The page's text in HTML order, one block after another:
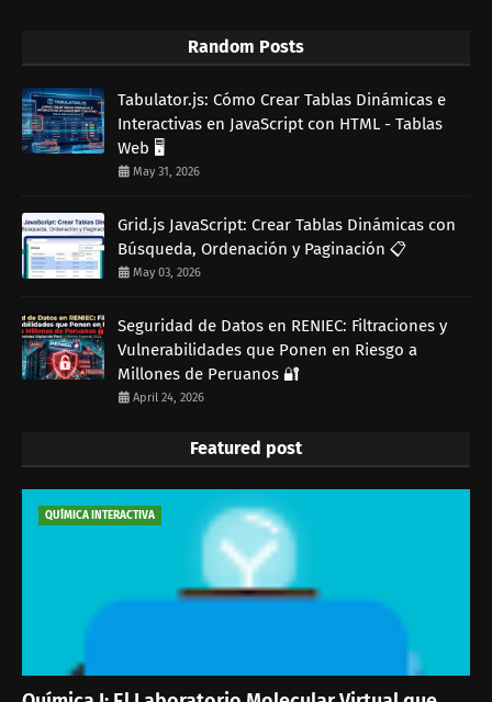
Random Posts
Tabulator.js: Cómo Crear Tablas Dinámicas e
Interactivas en JavaScript con HTML - Tablas
Web 🖥️
May 31, 2026
Grid.js JavaScript: Crear Tablas Dinámicas con
Búsqueda, Ordenación y Paginación 📋
May 03, 2026
Seguridad de Datos en RENIEC: Filtraciones y
Vulnerabilidades que Ponen en Riesgo a
Millones de Peruanos 🔐
April 24, 2026
Featured post
QUÍMICA INTERACTIVA